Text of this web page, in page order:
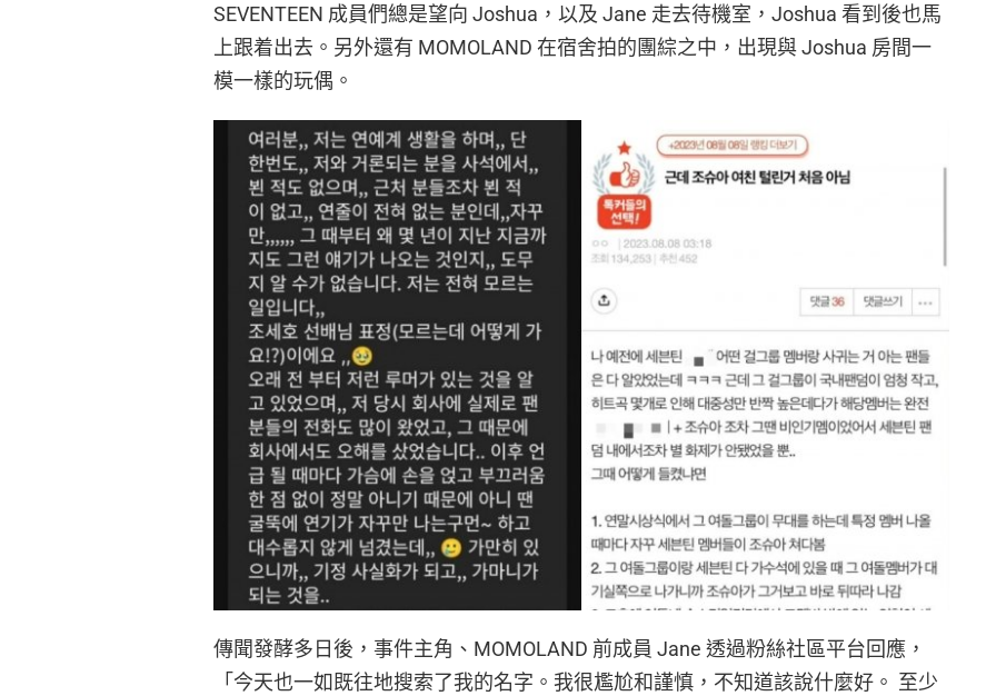
SEVENTEEN 成員們總是望向 Joshua，以及 Jane 走去待機室，Joshua 看到後也馬
上跟着出去。另外還有 MOMOLAND 在宿舍拍的團綜之中，出現與 Joshua 房間一
模一樣的玩偶。
傳聞發酵多日後，事件主角、MOMOLAND 前成員 Jane 透過粉絲社區平台回應，
「今天也一如既往地搜索了我的名字。我很尷尬和謹慎，不知道該說什麼好。 至少